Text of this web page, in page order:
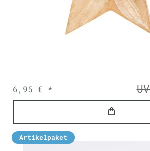
6,95 € *
Artikelpaket